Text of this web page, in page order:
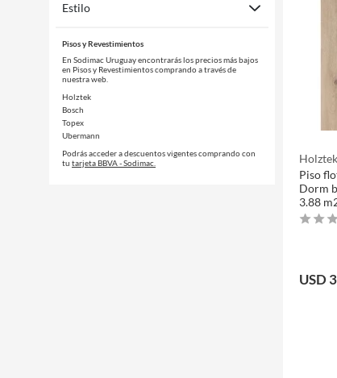
Estilo
Pisos y Revestimientos
En Sodimac Uruguay encontrarás los precios más bajos
en Pisos y Revestimientos comprando a través de
nuestra web.
Holztek
Bosch
Topex
Ubermann
Podrás acceder a descuentos vigentes comprando con
tu tarjeta BBVA - Sodimac.
Holztek
Piso
Dorm
3.88
USD